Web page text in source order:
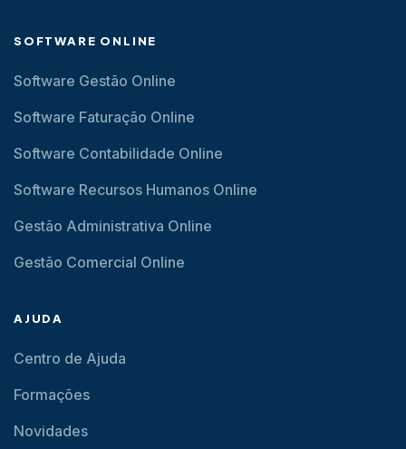
SOFTWARE ONLINE
Software Gestão Online
Software Faturação Online
Software Contabilidade Online
Software Recursos Humanos Online
Gestão Administrativa Online
Gestão Comercial Online
AJUDA
Centro de Ajuda
Formações
Novidades